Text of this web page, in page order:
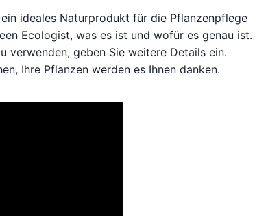
ideales Naturprodukt für die Pflanzenpflege
Ecologist, was es ist und wofür es genau ist.
verwenden, geben Sie weitere Details ein.
Ihre Pflanzen werden es Ihnen danken.